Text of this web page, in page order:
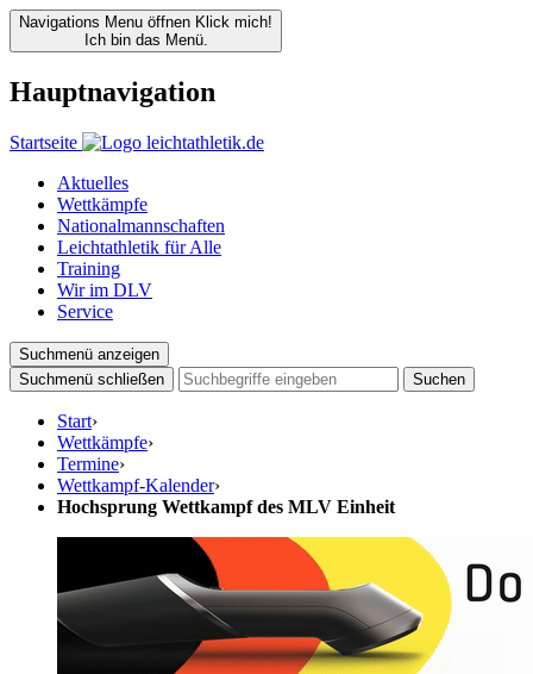
Navigations Menu öffnen Klick mich!
Ich bin das Menü.
Hauptnavigation
Startseite
Aktuelles
Wettkämpfe
Nationalmannschaften
Leichtathletik für Alle
Training
Wir im DLV
Service
Suchmenü anzeigen
Suchmenü schließen
Suchen
Start›
Wettkämpfe›
Termine›
Wettkampf-Kalender›
Hochsprung Wettkampf des MLV Einheit